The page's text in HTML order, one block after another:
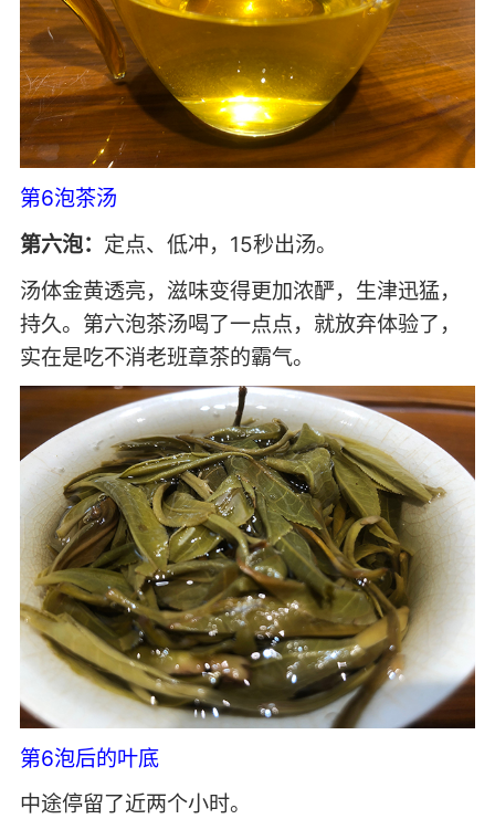
第6泡茶汤
第六泡： 定点、低冲，15秒出汤。
汤体金黄透亮，滋味变得更加浓酽，生津迅猛，
持久。第六泡茶汤喝了一点点，就放弃体验了，
实在是吃不消老班章茶的霸气。
第6泡后的叶底
中途停留了近两个小时。